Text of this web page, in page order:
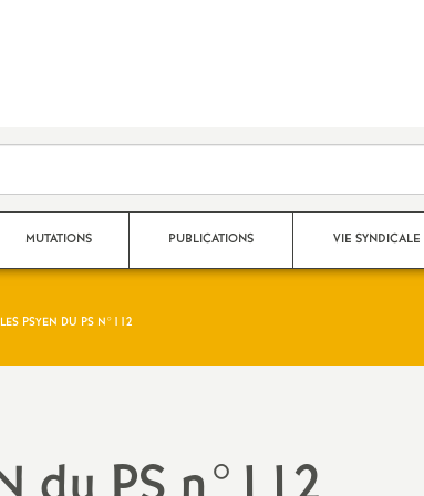
MUTATIONS
TZR
PUBLICATIONS
Archives 2023-2024
VIE SYNDICALE
Dans les établissements
PSYEN DU PS N°112